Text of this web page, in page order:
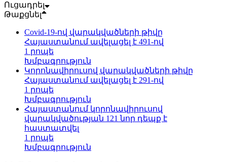
Ուցադրել
Թաքցնել
Covid-19-ով վարակվածների թիվը
Հայաստանում ավելացել է 491-ով
1 րոպե
Խմբագրություն
Կորոնավիրուսով վարակվածների թիվը
Հայաստանում ավելացել է 291-ով
1 րոպե
Խմբագրություն
Հայաստանում կորոնավիրուսով
վարակվածության 121 նոր դեպք է
հաստատվել
1 րոպե
Խմբագրություն